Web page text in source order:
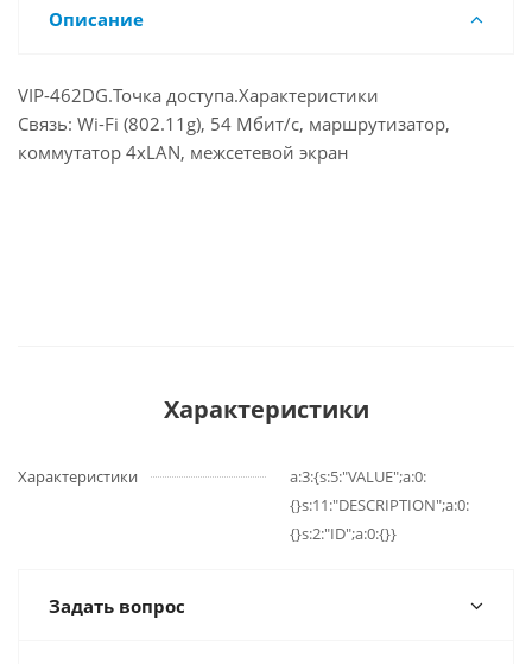
Описание
VIP-462DG.Точка доступа.Характеристики
Cвязь: Wi-Fi (802.11g), 54 Мбит/с, маршрутизатор,
коммутатор 4xLAN, межсетевой экран
Характеристики
Характеристики
a:3:{s:5:"VALUE";a:0:
{}s:11:"DESCRIPTION";a:0:
{}s:2:"ID";a:0:{}}
Задать вопрос